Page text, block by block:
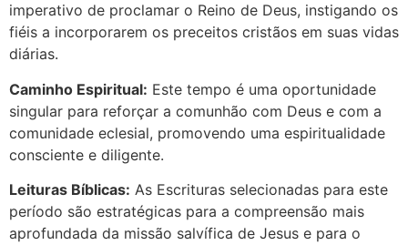
imperativo de proclamar o Reino de Deus, instigando os
fiéis a incorporarem os preceitos cristãos em suas vidas
diárias.
Caminho Espiritual: Este tempo é uma oportunidade
singular para reforçar a comunhão com Deus e com a
comunidade eclesial, promovendo uma espiritualidade
consciente e diligente.
Leituras Bíblicas: As Escrituras selecionadas para este
período são estratégicas para a compreensão mais
aprofundada da missão salvífica de Jesus e para o